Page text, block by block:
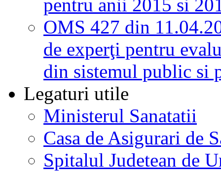
pentru anii 2015 si
OMS 427 din
de experţi pentru
din sistemul public si
Legaturi utile
Ministerul Sanatatii
Casa de Asigurari de
Spitalul Judetean de